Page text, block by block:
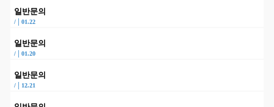
일반문의
/ 01.22
일반문의
/ 01.20
일반문의
/ 12.21